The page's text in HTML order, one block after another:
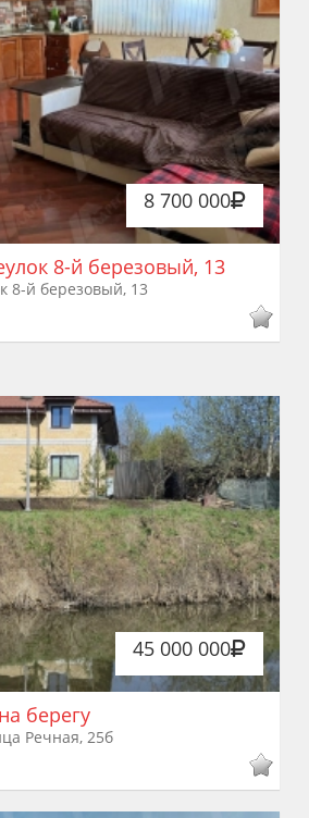
8 700 000
8-й березовый, 13
8-й березовый, 13
45 000 000
берегу
Речная, 25б